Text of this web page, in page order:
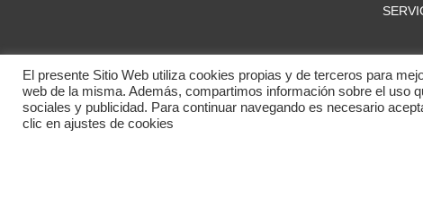
© Tendederos el Sol.
El presente Sitio Web utiliza cookies propias y de terceros para
web de la misma. Además, compartimos información sobre el uso
sociales y publicidad. Para continuar navegando es necesario
clic en ajustes de cookies